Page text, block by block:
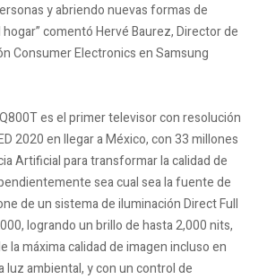
y abriendo nuevas formas de
comentó Hervé Baurez, Director de
Consumer Electronics en Samsung
es el primer televisor con resolución
2020 en llegar a México, con 33 millones
Artificial para transformar la calidad de
sea cual sea la fuente de
de un sistema de iluminación Direct Full
logrando un brillo de hasta 2,000 nits,
la máxima calidad de imagen incluso en
luz ambiental, y con un control de